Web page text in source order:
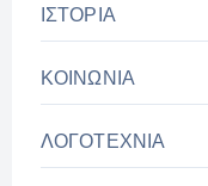
ΙΣΤΟΡΙΑ
ΚΟΙΝΩΝΙΑ
ΛΟΓΟΤΕΧΝΙΑ